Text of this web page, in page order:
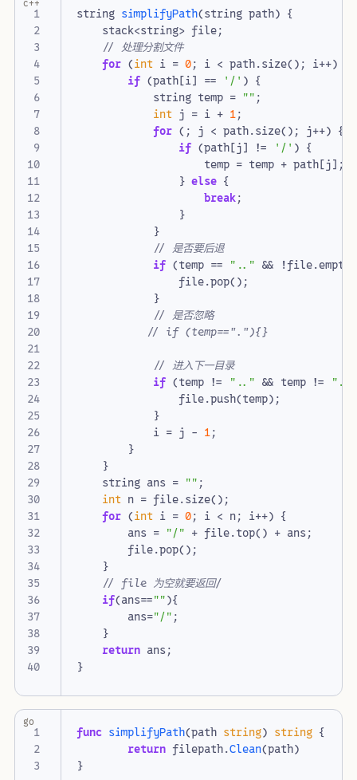
1
2
4
5
6
7
8
9
10
11
12
14
15
16
17
18
19
20
21
22
24
25
26
27
28
29
30
31
32
34
35
36
37
38
39
40
string simplifyPath(string path) {
stack<string> file;
// 处理分割文件
for (int i = 0; i < path.size(); i++)
if (path[i] == '/' ) {
string temp = "";
int j = i + 1;
for (; j < path.size(); j++) {
if (path[j] != '/' ) {
temp = temp + path[j];
} else {
break;
}
}
// 是否要后退
if (temp == ".." && !file.empty
file.pop();
}
// 是否忽略
// 进入下一目录
if (temp != ".." && temp != "."
file.push(temp);
}
i = j - 1;
}
}
string ans = "";
int n = file.size();
for (int i = 0; i < n; i++) {
ans = "/" + file.top() + ans;
file.pop();
}
if(ans==""){
ans="/";
}
return ans;
}
c++
1
2
func simplifyPath(path string) string {
return filepath.Clean(path)
}
go